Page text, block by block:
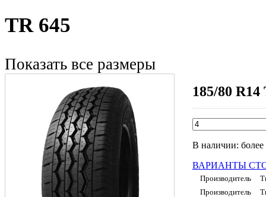
TR 645
Показать все размеры
185/80
В наличии:
ВАРИАНТЫ
Производитель
Производитель